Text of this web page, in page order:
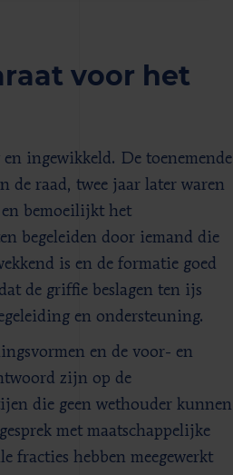
voor het
ingewikkeld. De toenemende
de raad, twee jaar later waren
bemoeilijkt het
begeleiden door iemand die
is en de formatie goed
de griffie beslagen ten ijs
en ondersteuning.
en de voor- en
zijn op de
die geen wethouder kunnen
met maatschappelijke
fracties hebben meegewerkt